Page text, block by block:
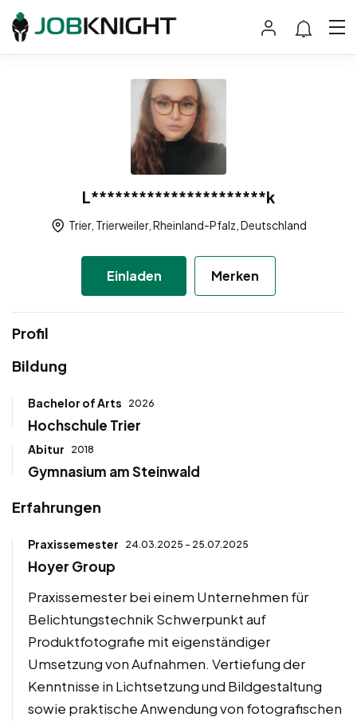
L**********************k
Trier, Trierweiler, Rheinland-Pfalz, Deutschland
Einladen Merken
Profil
Bildung
Bachelor of Arts 2026
Hochschule Trier
Abitur 2018
Gymnasium am Steinwald
Erfahrungen
Praxissemester 24.03.2025 - 25.07.2025
Hoyer Group
Praxissemester bei einem Unternehmen für
Belichtungstechnik Schwerpunkt auf
Produktfotografie mit eigenständiger
Umsetzung von Aufnahmen. Vertiefung der
Kenntnisse in Lichtsetzung und Bildgestaltung
sowie praktische Anwendung von fotografischen